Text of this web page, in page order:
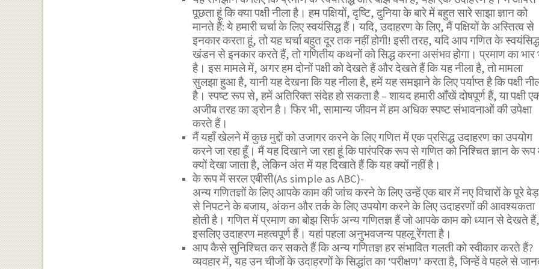
पूछता हूं कि क्या पक्षी नीला है। हम पक्षियों, दृष्टि, दुनिया के बारे में बहुत सारे साझा ज्ञान को
मानते हैं: ये हमारी चर्चा के लिए स्वयंसिद्ध हैं। यदि, उदाहरण के लिए, मैं पक्षियों के अस्तित्व से
इनकार करता हूं, तो यह चर्चा बहुत दूर तक नहीं होगी! इसी तरह, यदि आप गणित के
खंडन से इनकार करते हैं, तो गणितीय कथनों को सिद्ध करना असंभव होगा। प्रमाण का भार
है। इस मामले में, अगर हम दोनों पक्षी को देखते हैं और देखते हैं कि यह नीला है, तो मामला
सुलझा हुआ है, यानी यह देखना कि यह नीला है, हमें यह समझाने के लिए पर्याप्त है कि पक्षी
है। स्पष्ट रूप से, हमें अतिरिक्त संदेह हो सकता है – शायद हमारी आँखें दोषपूर्ण हैं, या पक्षी
अजीब तरह का ड्रोन है। फिर भी, सामान्य जीवन में हम अधिक स्पष्ट संभावनाओं की उपेक्षा
करते हैं।
मैं यहाँ खेलने में कुछ मुद्दों को उजागर करने के लिए गणित में एक प्रसिद्ध उदाहरण का उपयोग
करने जा रहा हूँ। मैं यह दिखाने जा रहा हूं कि पारंपरिक रूप से गणित को निश्चित ज्ञान के रूप
क्यों देखा जाता है, लेकिन अंत में यह दिखाते हैं कि यह क्यों नहीं है।
के रूप में सरल एबीसी(As simple as ABC)-
अन्य गणितज्ञों के लिए आपके काम की जांच करने के लिए उन्हें एक बार में नए विचारों के पूरे
से निपटने के बजाय, अंकन और तर्क के लिए उपयोग करने के लिए उदाहरणों की आवश्यकता
होती है। गणित में प्रमाण का बोझ सिर्फ अन्य गणितज्ञ हैं जो आपके काम को ध्यान से देखते हैं,
इसलिए उदाहरण महत्वपूर्ण हैं। यहां पहला अनुभवजन्य पहलू रेंगता है।
आप कैसे सुनिश्चित कर सकते हैं कि अन्य गणितज्ञ हर संभावित गलती को स्वीकार करते हैं?
व्यवहार में, यह उन चीजों के उदाहरणों के सिद्धांत का ‘परीक्षण’ करता है, जिन्हें वे पहले से